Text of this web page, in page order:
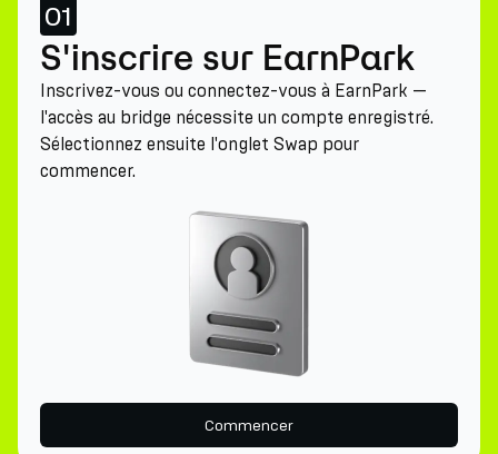
01
S'inscrire sur EarnPark
Inscrivez-vous ou connectez-vous à EarnPark —
l'accès au bridge nécessite un compte enregistré.
Sélectionnez ensuite l'onglet Swap pour
commencer.
Commencer